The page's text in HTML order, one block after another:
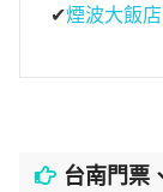
✔煙波大飯
台南門票